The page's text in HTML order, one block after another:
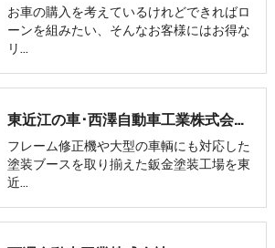
お車の購入を考えているけれどできればロ
ーンを組みたい、そんなお客様にはお得な
リ…
東近江の車･西澤自動車工業株式会社の評判
フレーム修正機や大型の車輌にも対応した
塗装ブースを取り揃えた鈑金塗装工場を東
近…